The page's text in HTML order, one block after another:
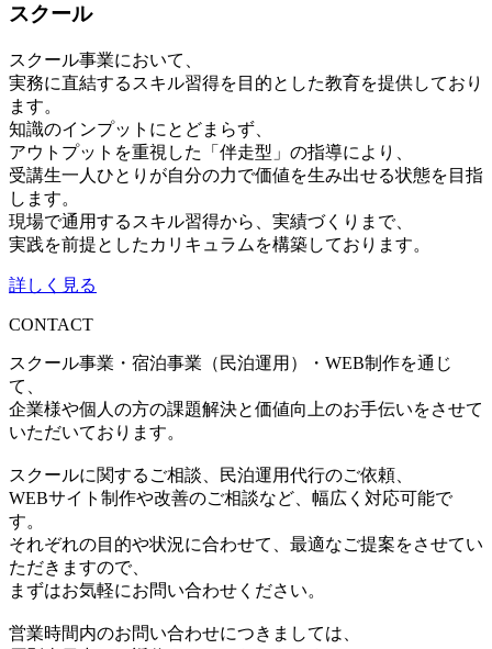
スクール
スクール事業において、
実務に直結するスキル習得を目的とした教育を提供しており
ます。
知識のインプットにとどまらず、
アウトプットを重視した「伴走型」の指導により、
受講生一人ひとりが自分の力で価値を生み出せる状態を目指
します。
現場で通用するスキル習得から、実績づくりまで、
実践を前提としたカリキュラムを構築しております。
詳しく見る
CONTACT
スクール事業・宿泊事業（民泊運用）・WEB制作を通じ
て、
企業様や個人の方の課題解決と価値向上のお手伝いをさせて
いただいております。
スクールに関するご相談、民泊運用代行のご依頼、
WEBサイト制作や改善のご相談など、幅広く対応可能で
す。
それぞれの目的や状況に合わせて、最適なご提案をさせてい
ただきますので、
まずはお気軽にお問い合わせください。
営業時間内のお問い合わせにつきましては、